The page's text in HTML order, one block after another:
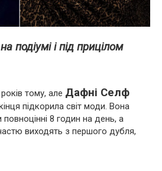
подіумі і під прицілом
тому, але Дафні Селф
підкорила світ моди. Вона
8 годин на день, а
виходять з першого дубля,